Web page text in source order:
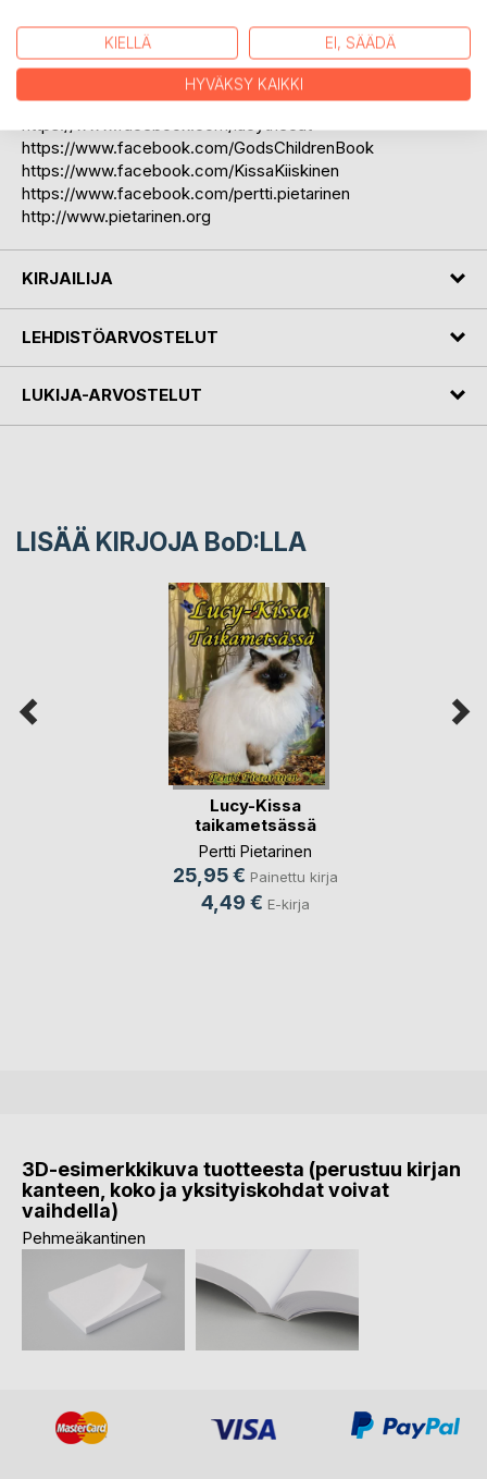
joulun ilo, rauha ja rakkaus.
Katso uutisia ja lisätietoja Lucy-Kissasta ja Pertti Pietarisen
https://www.facebook.com/lucythecat
https://www.facebook.com/GodsChildrenBook
https://www.facebook.com/KissaKiiskinen
https://www.facebook.com/pertti.pietarinen
http://www.pietarinen.org
KIRJAILIJA
LEHDISTÖARVOSTELUT
LUKIJA-ARVOSTELUT
LISÄÄ KIRJOJA BoD:LLA
Lucy-Kissa
taikametsässä
Pertti Pietarinen
25,95 € Painettu kirja
4,49 € E-kirja
3D-esimerkkikuva tuotteesta (perustuu kirjan
kanteen, koko ja yksityiskohdat voivat
vaihdella)
Pehmeäkantinen
KIELLÄ EI, SÄÄDÄ
HYVÄKSY KAIKKI